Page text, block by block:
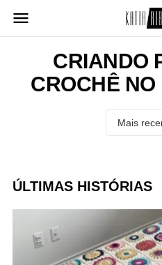
para
CRIANDO
CROCHÊ
ÚLTIMAS HISTÓRIAS